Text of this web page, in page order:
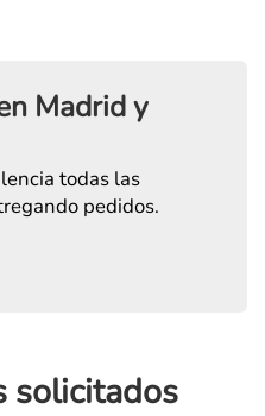
Madrid y
todas las
pedidos.
solicitados